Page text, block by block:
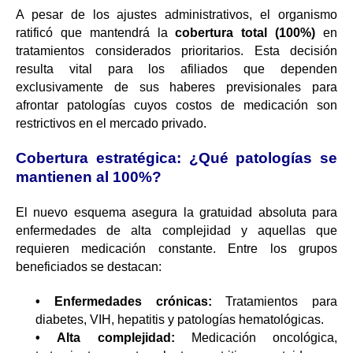
A pesar de los ajustes administrativos, el organismo
ratificó que mantendrá lacobertura total (100%) en
tratamientos considerados prioritarios. Esta decisión
resulta vital para los afiliados que dependen
exclusivamente de sus haberes previsionales para
afrontar patologías cuyos costos de medicación son
restrictivos en el mercado privado.
Cobertura estratégica: ¿Qué patologías se
mantienen al 100%?
El nuevo esquema asegura la gratuidad absoluta para
enfermedades de alta complejidad y aquellas que
requieren medicación constante. Entre los grupos
beneficiados se destacan:
• Enfermedades crónicas: Tratamientos para
diabetes, VIH, hepatitis y patologías hematológicas.
• Alta complejidad: Medicación oncológica,